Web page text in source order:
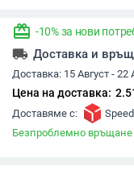
redeem -10% за нови
local_shipping Доставка и
Доставка: 15 Август - 22
Цена на доставка:
Доставяме с:
Безпроблемно връщане